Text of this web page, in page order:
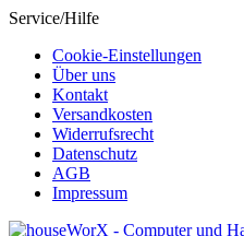
Service/Hilfe
Cookie-Einstellungen
Über uns
Kontakt
Versandkosten
Widerrufsrecht
Datenschutz
AGB
Impressum